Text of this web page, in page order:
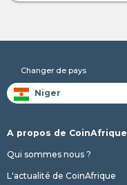
Changer de pays
A propos de CoinAfrique
Qui sommes nous ?
L'actualité de CoinAfrique